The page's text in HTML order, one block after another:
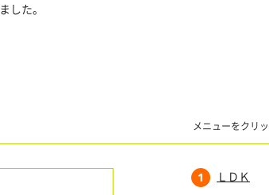
した。
メニューをクリ
1 ＬＤＫ